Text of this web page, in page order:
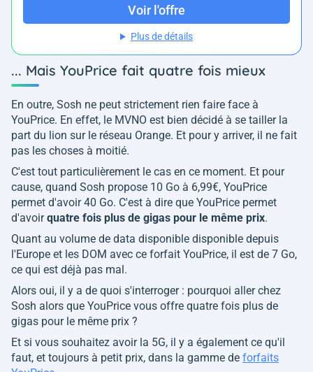
Voir l'offre
Plus de détails
... Mais YouPrice fait quatre fois mieux
En outre, Sosh ne peut strictement rien faire face à
YouPrice. En effet, le MVNO est bien décidé à se tailler la
part du lion sur le réseau Orange. Et pour y arriver, il ne fait
pas les choses à moitié.
C'est tout particulièrement le cas en ce moment. Et pour
cause, quand Sosh propose 10 Go à 6,99€, YouPrice
permet d'avoir 40 Go. C'est à dire que YouPrice permet
d'avoirquatre fois plus de gigas pour le même prix.
Quant au volume de data disponible disponible depuis
l'Europe et les DOM avec ce forfait YouPrice, il est de 7 Go,
ce qui est déjà pas mal.
Alors oui, il y a de quoi s'interroger : pourquoi aller chez
Sosh alors que YouPrice vous offre quatre fois plus de
gigas pour le même prix ?
Et si vous souhaitez avoir la 5G, il y a également ce qu'il
faut, et toujours à petit prix, dans la gamme de forfaits